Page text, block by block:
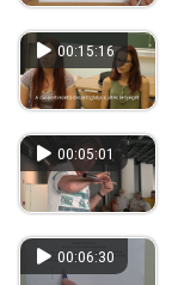
00:15:16
00:05:01
00:06:30